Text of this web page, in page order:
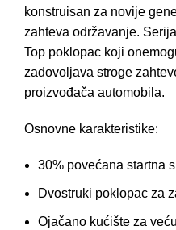
konstruisan za novije
zahteva održavanje.
Top poklopac koji
zadovoljava stroge
proizvođača automobila.
Osnovne karakteristike:
30% povećana startna
Dvostruki poklopac za
Ojačano kućište za